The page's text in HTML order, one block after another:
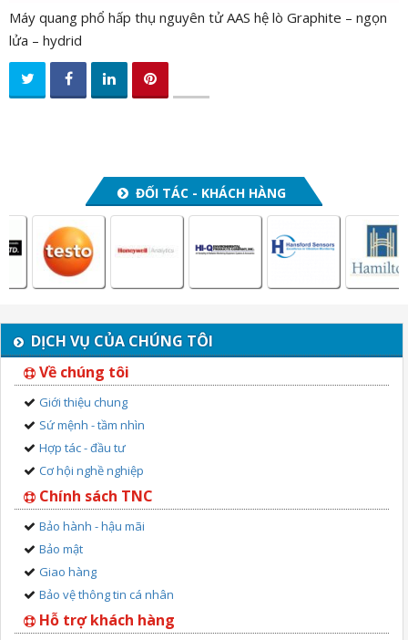
Máy quang phổ hấp thụ nguyên tử AAS hệ lò Graphite – ngọn
lửa – hydrid
ĐỐI TÁC - KHÁCH HÀNG
DỊCH VỤ CỦA CHÚNG TÔI
Về chúng tôi
Giới thiệu chung
Sứ mệnh - tầm nhìn
Hợp tác - đầu tư
Cơ hội nghề nghiệp
Chính sách TNC
Bảo hành - hậu mãi
Bảo mật
Giao hàng
Bảo vệ thông tin cá nhân
Hỗ trợ khách hàng